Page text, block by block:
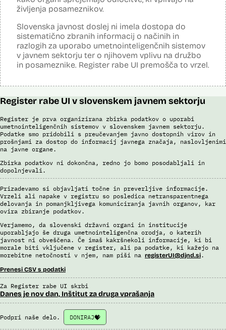
življenja posameznikov.
Slovenska javnost doslej ni imela dostopa do
sistematično zbranih informacij o načinih in
razlogih za uporabo umetnointeligenčnih sistemov
v javnem sektorju ter o njihovem vplivu na družbo
in posameznike. Register rabe UI premošča to vrzel.
Register rabe UI v slovenskem javnem sektorju
Register je prva organizirana zbirka podatkov o uporabi
umetnointeligenčnih sistemov v slovenskem javnem sektorju.
Podatke smo pridobili s preučevanjem javno dostopnih virov in
prošnjami za dostop do informacij javnega značaja, naslovljenimi
na javne organe.
Zbirka podatkov ni dokončna, redno jo bomo posodabljali in
dopolnjevali.
Prizadevamo si objavljati točne in preverljive informacije.
Vrzeli ali napake v registru so posledica netransparentnega
delovanja in pomanjkljivega komuniciranja javnih organov, kar
ovira zbiranje podatkov.
Verjamemo, da slovenski državni organi in institucije
uporabljajo še druga umetnointeligenčna orodja, o katerih
javnost ni obveščena. Če imaš kakršnekoli informacije, ki bi
morale biti vključene v register, ali pa podatke, ki kažejo na
morebitne netočnosti v njem, nam piši na registerUI@djnd.si.
Prenesi CSV s podatki
Za Register rabe UI skrbi
Danes je nov dan, Inštitut za druga vprašanja
Podpri naše delo. DONIRAJ